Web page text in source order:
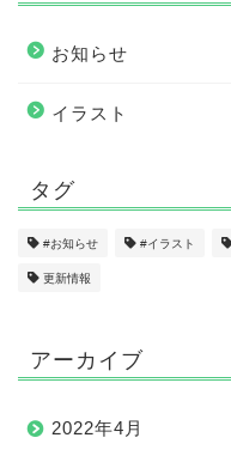
お知らせ
イラスト
タグ
#お知らせ #イラスト
更新情報
アーカイブ
2022年4月